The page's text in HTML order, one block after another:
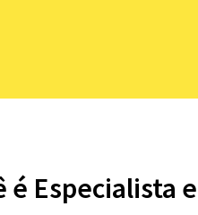
é Especialista